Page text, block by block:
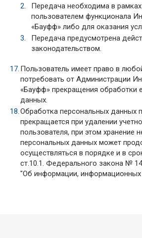
Передача необходима в
пользователем функционала
«Бауфф» либо для оказания
Передача предусмотрена
законодательством.
Пользователь имеет право в
потребовать от Администрации
«Бауфф» прекращения обработки
данных.
Обработка персональных данных
прекращается при удалении
пользователя, при этом хранение
персональных данных может
осуществляться в порядке и в
ст.10.1. Федерального закона №
"Об информации, информационных